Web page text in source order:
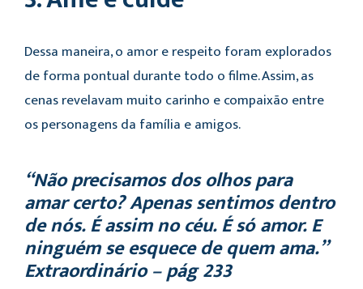
Dessa maneira, o amor e respeito foram explorados
de forma pontual durante todo o filme. Assim, as
cenas revelavam muito carinho e compaixão entre
os personagens da família e amigos.
“Não precisamos dos olhos para
amar certo? Apenas sentimos dentro
de nós. É assim no céu. É só amor. E
ninguém se esquece de quem ama.”
Extraordinário – pág 233